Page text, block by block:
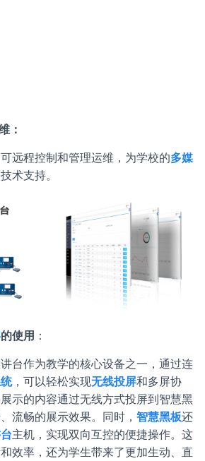
：
远程控制和管理运维，为学校的多媒
术支持。
的使用 ：
台作为教学的核心设备之一，通过连
，可以轻松实现无线投屏和多屏协
示的内容通过无线方式投屏到智慧黑
流畅的展示效果。同时， 智慧黑板还
主机，实现双向互控的便捷操作。这
效率，还为学生带来了更加生动、直